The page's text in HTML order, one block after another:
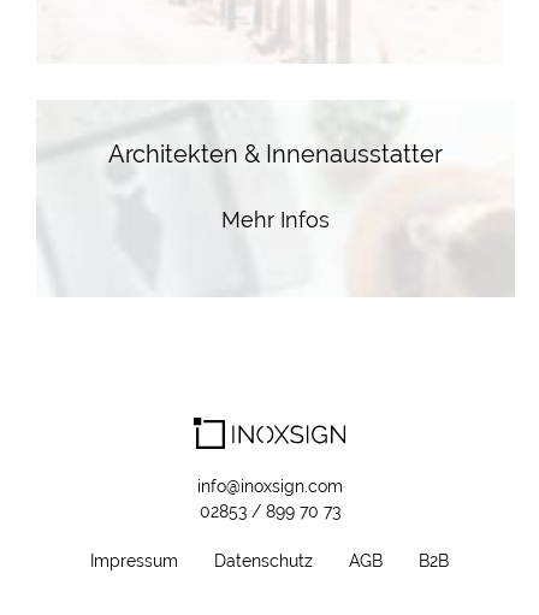
Architekten & Innenausstatter
Mehr Infos
info@inoxsign.com
02853 / 899 70 73
Impressum Datenschutz AGB B2B